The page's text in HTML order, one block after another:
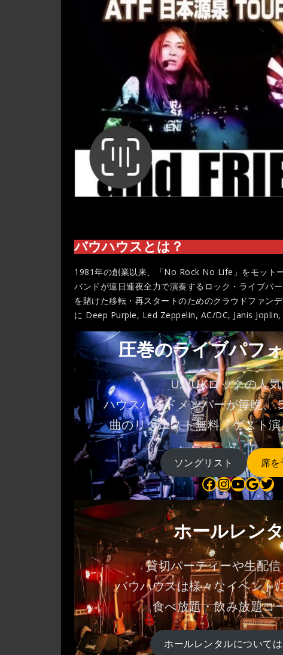
バウハウスとは？
1981年の創業以来、「No Rock No Life」をモット
バンドが連日連夜全力で演奏するロック・ライブバ
を賭けた移転・再スタートのためのクラウドファン
に Deep Purple, Led Zeppelin, AC/DC, Janis
圧巻のライブパフ
US/UKロックの人
ハウスバンドメンバーが毎晩、
曲のリクエスト無料、ゲスト
ソングリスト 席を
Bauhaus on Facebook Bauhaus on InstagramBauhaus on YouTube Bauhaus on Google Maps Bauhaus on Twitter
ホールレン
貸切パーティーや生配
バウハウスは様々なイベント
食べ放題・飲み放題コ
ホールレンタルについて